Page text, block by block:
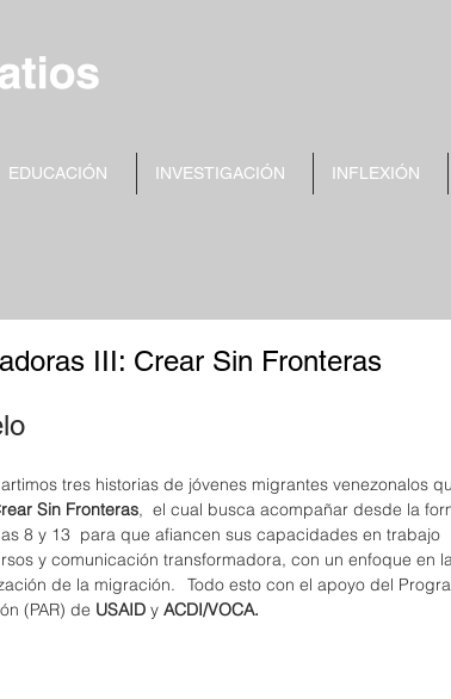
EDUCACIÓN INVESTIGACIÓN INFLEXIÓN
III: Crear Sin Fronteras
tres historias de jóvenes migrantes venezonalos
Sin Fronteras,  el cual busca acompañar desde la
8 y 13  para que afiancen sus capacidades en trabajo
y comunicación transformadora, con un enfoque en
de la migración.   Todo esto con el apoyo del
(PAR) de USAID y ACDI/VOCA.